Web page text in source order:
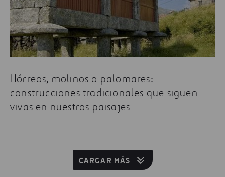
Hórreos, molinos o palomares:
construcciones tradicionales que siguen
vivas en nuestros paisajes
CARGAR MÁS